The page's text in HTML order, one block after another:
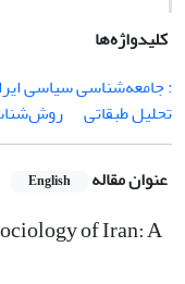
کلیدواژه‌ها
: جامعه‌شناسی سیاسی
تحلیل طبقاتی
عنوان مقاله English
of Iran: A